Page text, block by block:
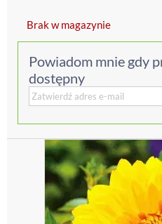
Brak w magazynie
Powiadom mnie gdy
dostępny